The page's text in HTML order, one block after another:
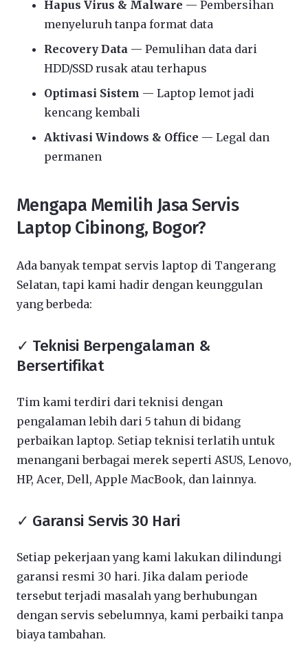
Hapus Virus & Malware — Pembersihan
menyeluruh tanpa format data
Recovery Data — Pemulihan data dari
HDD/SSD rusak atau terhapus
Optimasi Sistem — Laptop lemot jadi
kencang kembali
Aktivasi Windows & Office — Legal dan
permanen
Mengapa Memilih Jasa Servis
Laptop Cibinong, Bogor?
Ada banyak tempat servis laptop di Tangerang
Selatan, tapi kami hadir dengan keunggulan
yang berbeda:
✓ Teknisi Berpengalaman &
Bersertifikat
Tim kami terdiri dari teknisi dengan
pengalaman lebih dari 5 tahun di bidang
perbaikan laptop. Setiap teknisi terlatih untuk
menangani berbagai merek seperti ASUS, Lenovo,
HP, Acer, Dell, Apple MacBook, dan lainnya.
✓ Garansi Servis 30 Hari
Setiap pekerjaan yang kami lakukan dilindungi
garansi resmi 30 hari. Jika dalam periode
tersebut terjadi masalah yang berhubungan
dengan servis sebelumnya, kami perbaiki tanpa
biaya tambahan.